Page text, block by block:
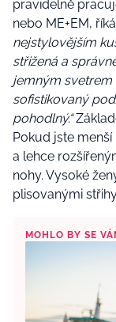
pravidelně
nebo ME+EM,
nejstylovějším
střižená a
jemným
sofistikovaný
pohodlný.“
Pokud jste
a lehce
nohy. Vysoké
plisovanými
MOHLO BY SE